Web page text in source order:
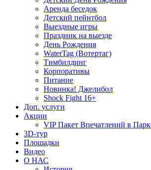
Аренда беседок
Детский пейнтбол
Выездные игры
Праздник на выезде
День Рождения
WaterTag (Вотертаг)
Тимбилдинг
Корпоративы
Питание
Новинка! Джелибол
Shock Fight 16+
Доп. услуги
Акции
VIP Пакет Впечатлений в
3D-тур
Площадки
Видео
О НАС